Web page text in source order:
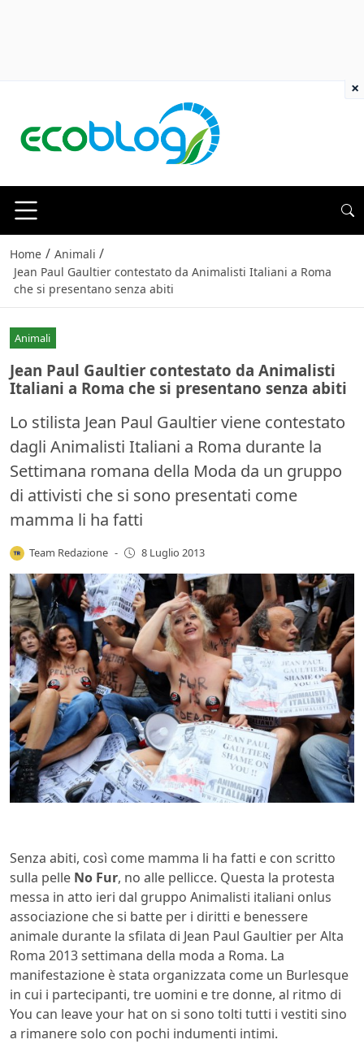
Home / Animali /
Jean Paul Gaultier contestato da Animalisti Italiani a Roma
che si presentano senza abiti
Animali
Jean Paul Gaultier contestato da Animalisti
Italiani a Roma che si presentano senza abiti
Lo stilista Jean Paul Gaultier viene contestato
dagli Animalisti Italiani a Roma durante la
Settimana romana della Moda da un gruppo
di attivisti che si sono presentati come
mamma li ha fatti
Team Redazione - 8 Luglio 2013
Senza abiti, così come mamma li ha fatti e con scritto
sulla pelle No Fur, no alle pellicce. Questa la protesta
messa in atto ieri dal gruppo Animalisti italiani onlus
associazione che si batte per i diritti e benessere
animale durante la sfilata di Jean Paul Gaultier per Alta
Roma 2013 settimana della moda a Roma. La
manifestazione è stata organizzata come un Burlesque
in cui i partecipanti, tre uomini e tre donne, al ritmo di
You can leave your hat on si sono tolti tutti i vestiti sino
a rimanere solo con pochi indumenti intimi.
×